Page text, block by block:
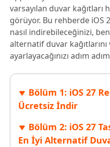
varsayılan duvar kağıtları
görüyor. Bu rehberde iOS
nasıl indirebileceğinizi,
alternatif duvar kağıtlarını
ayarlayacağınızı adım
Bölüm 1: iOS 27
Ücretsiz İndir
Bölüm 2: iOS 27
En İyi Alternatif